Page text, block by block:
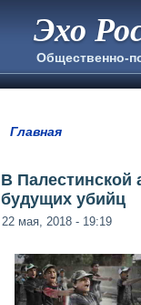
Эхо
Общественно-
Главная
В Палестинской
будущих убийц
22 мая, 2018 - 19:19